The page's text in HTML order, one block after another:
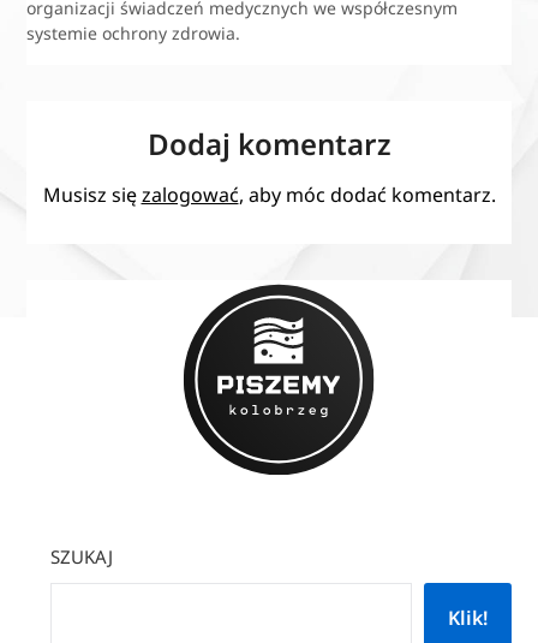
organizacji świadczeń medycznych we współczesnym
systemie ochrony zdrowia.
Dodaj komentarz
Musisz sięzalogować, aby móc dodać komentarz.
SZUKAJ
Klik!